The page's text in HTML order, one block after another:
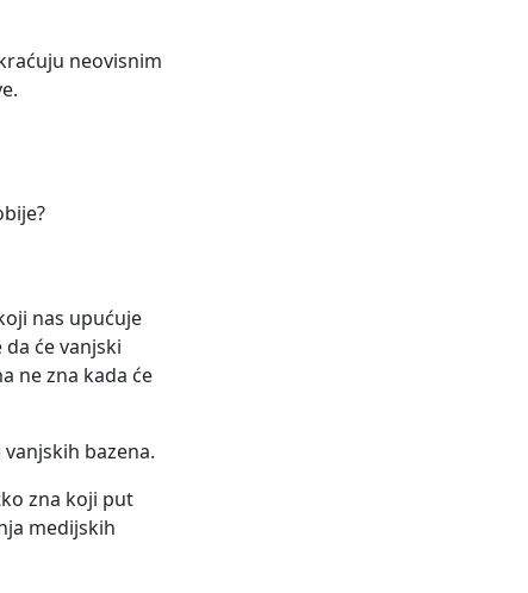
neovisnim
nas upućuje
će vanjski
ne zna kada će
bazena.
zna koji put
medijskih